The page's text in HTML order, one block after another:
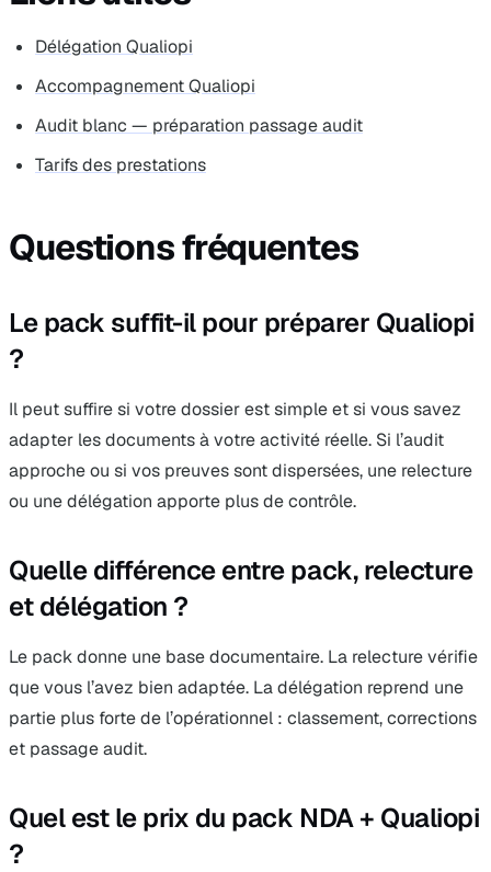
Délégation Qualiopi
Accompagnement Qualiopi
Audit blanc — préparation passage audit
Tarifs des prestations
Questions fréquentes
Le pack suffit-il pour préparer Qualiopi
?
Il peut suffire si votre dossier est simple et si vous savez
adapter les documents à votre activité réelle. Si l’audit
approche ou si vos preuves sont dispersées, une relecture
ou une délégation apporte plus de contrôle.
Quelle différence entre pack, relecture
et délégation ?
Le pack donne une base documentaire. La relecture vérifie
que vous l’avez bien adaptée. La délégation reprend une
partie plus forte de l’opérationnel : classement, corrections
et passage audit.
Quel est le prix du pack NDA + Qualiopi
?